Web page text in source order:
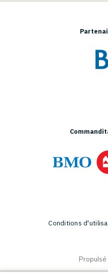
Conditions